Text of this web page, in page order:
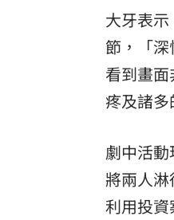
大牙表
節，「
看到畫
疼及諸多
劇中活
將兩人
利用投